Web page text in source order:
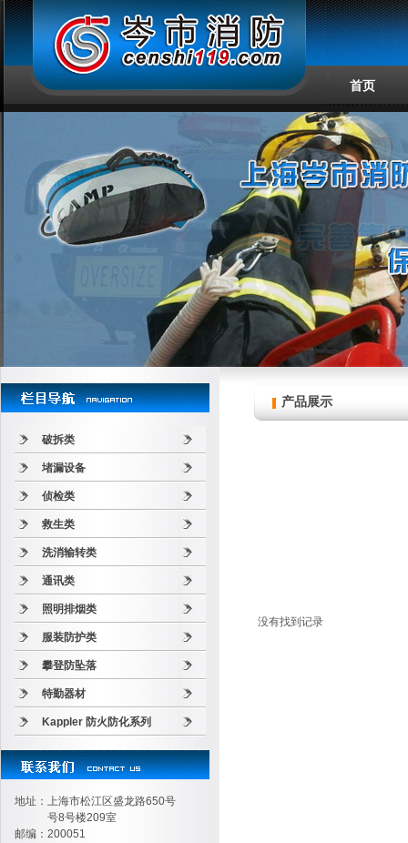
首页
破拆类
堵漏设备
侦检类
救生类
洗消输转类
通讯类
照明排烟类
服装防护类
攀登防坠落
特勤器材
Kappler 防火防化系列
地址：上海市松江区盛龙路650号
号8号楼209室
邮编：200051
产品展示
没有找到记录